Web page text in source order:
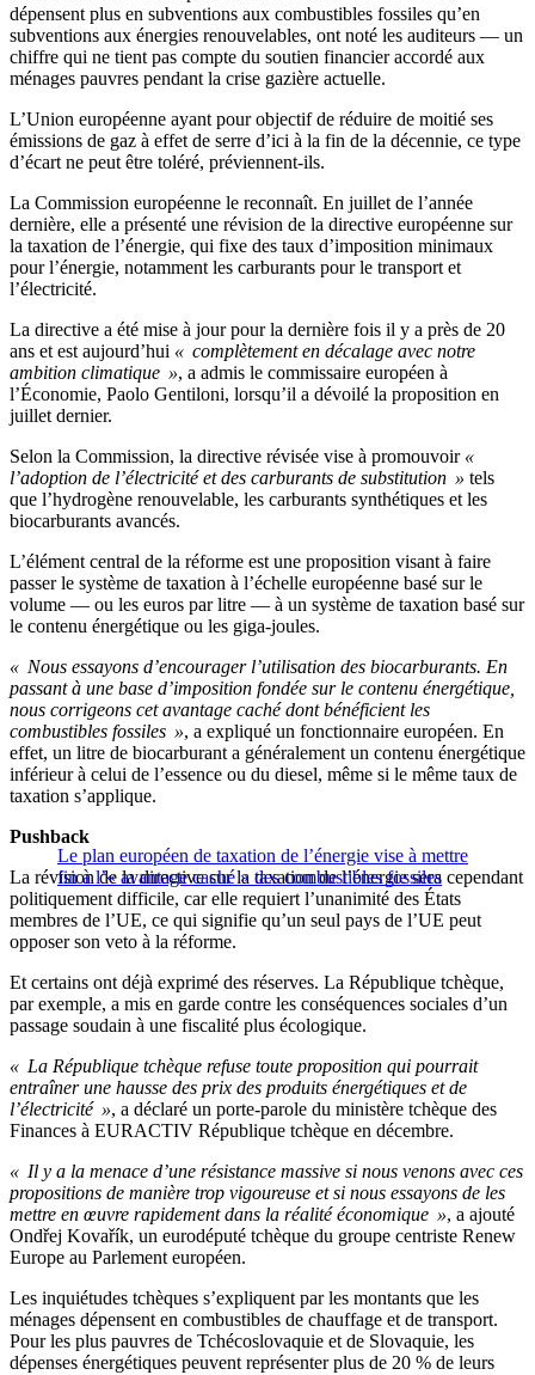
dépensent plus en subventions aux combustibles fossiles qu’en
subventions aux énergies renouvelables, ont noté les auditeurs — un
chiffre qui ne tient pas compte du soutien financier accordé aux
ménages pauvres pendant la crise gazière actuelle.
L’Union européenne ayant pour objectif de réduire de moitié ses
émissions de gaz à effet de serre d’ici à la fin de la décennie, ce type
d’écart ne peut être toléré, préviennent-ils.
La Commission européenne le reconnaît. En juillet de l’année
dernière, elle a présenté une révision de la directive européenne sur
la taxation de l’énergie, qui fixe des taux d’imposition minimaux
pour l’énergie, notamment les carburants pour le transport et
l’électricité.
La directive a été mise à jour pour la dernière fois il y a près de 20
ans et est aujourd’hui « complètement en décalage avec notre
ambition climatique », a admis le commissaire européen à
l’Économie, Paolo Gentiloni, lorsqu’il a dévoilé la proposition en
juillet dernier.
Selon la Commission, la directive révisée vise à promouvoir «
l’adoption de l’électricité et des carburants de substitution » tels
que l’hydrogène renouvelable, les carburants synthétiques et les
biocarburants avancés.
L’élément central de la réforme est une proposition visant à faire
passer le système de taxation à l’échelle européenne basé sur le
volume — ou les euros par litre — à un système de taxation basé sur
le contenu énergétique ou les giga-joules.
« Nous essayons d’encourager l’utilisation des biocarburants. En
passant à une base d’imposition fondée sur le contenu énergétique,
nous corrigeons cet avantage caché dont bénéficient les
combustibles fossiles », a expliqué un fonctionnaire européen. En
effet, un litre de biocarburant a généralement un contenu énergétique
inférieur à celui de l’essence ou du diesel, même si le même taux de
taxation s’applique.
Le plan européen de taxation de l’énergie vise à mettre
fin à l’« avantage caché » des combustibles fossiles
Pushback
La révision de la directive sur la taxation de l’énergie sera cependant
politiquement difficile, car elle requiert l’unanimité des États
membres de l’UE, ce qui signifie qu’un seul pays de l’UE peut
opposer son veto à la réforme.
Et certains ont déjà exprimé des réserves. La République tchèque,
par exemple, a mis en garde contre les conséquences sociales d’un
passage soudain à une fiscalité plus écologique.
« La République tchèque refuse toute proposition qui pourrait
entraîner une hausse des prix des produits énergétiques et de
l’électricité », a déclaré un porte-parole du ministère tchèque des
Finances à EURACTIV République tchèque en décembre.
« Il y a la menace d’une résistance massive si nous venons avec ces
propositions de manière trop vigoureuse et si nous essayons de les
mettre en œuvre rapidement dans la réalité économique », a ajouté
Ondřej Kovařík, un eurodéputé tchèque du groupe centriste Renew
Europe au Parlement européen.
Les inquiétudes tchèques s’expliquent par les montants que les
ménages dépensent en combustibles de chauffage et de transport.
Pour les plus pauvres de Tchécoslovaquie et de Slovaquie, les
dépenses énergétiques peuvent représenter plus de 20 % de leurs